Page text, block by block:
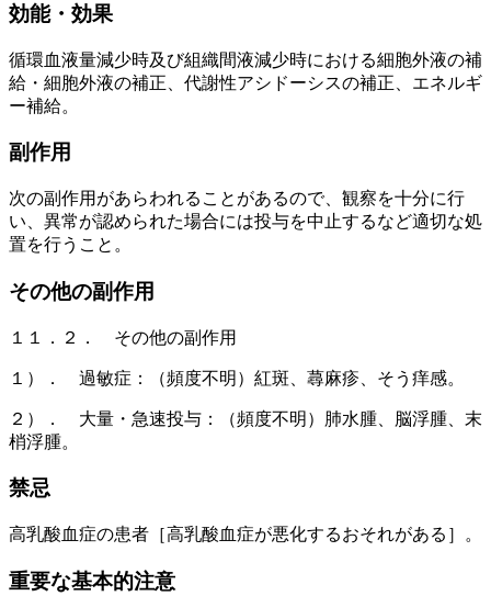
効能・効果
循環血液量減少時及び組織間液減少時における細胞外液の補
給・細胞外液の補正、代謝性アシドーシスの補正、エネルギ
ー補給。
副作用
次の副作用があらわれることがあるので、観察を十分に行
い、異常が認められた場合には投与を中止するなど適切な処
置を行うこと。
その他の副作用
１１．２． その他の副作用
１）． 過敏症：（頻度不明）紅斑、蕁麻疹、そう痒感。
２）． 大量・急速投与：（頻度不明）肺水腫、脳浮腫、末
梢浮腫。
禁忌
高乳酸血症の患者［高乳酸血症が悪化するおそれがある］。
重要な基本的注意